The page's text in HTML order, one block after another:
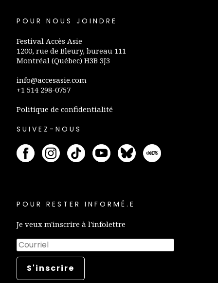
POUR NOUS JOINDRE
Festival Accès Asie
1200, rue de Bleury, bureau 111
Montréal (Québec) H3B 3J3
info@accesasie.com
+1 514 298-0757
Politique de confidentialité
SUIVEZ-NOUS
POUR RESTER INFORMÉ.E
Je veux m'inscrire à l'infolettre